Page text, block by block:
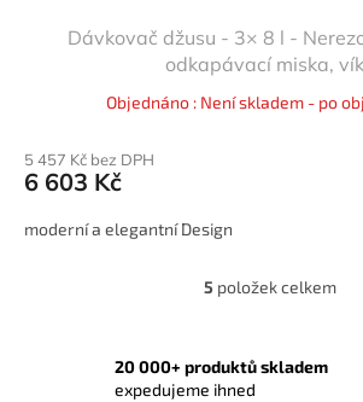
Dávkovač džusu - 3× 8 l -
odkapávací miska,
Objednáno : Není skladem - po
5 457 Kč bez DPH
6 603 Kč
moderní a elegantní Design
O
á
5 položek celkem
20 000+ produktů skladem
expedujeme ihned